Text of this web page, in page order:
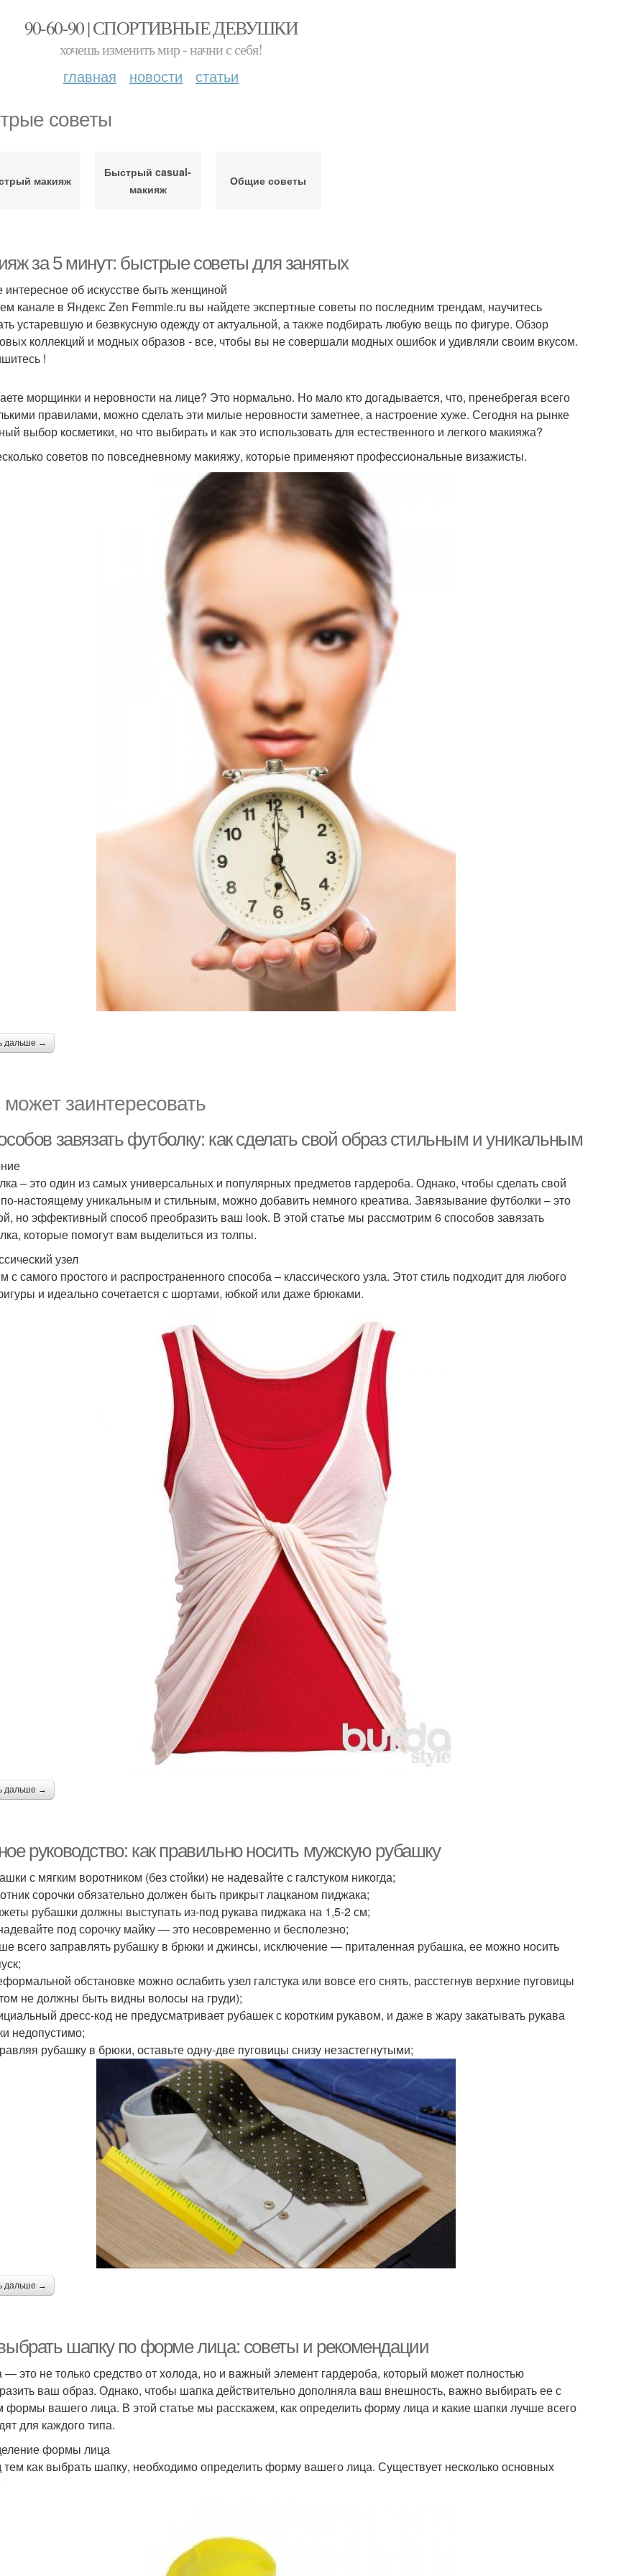
90-60-90 | СПОРТИВНЫЕ ДЕВУШКИ
хочешь изменить мир - начни с себя!
главная новости статьи
советы
макияж
Быстрый casual-
макияж
Общие советы
за 5 минут: быстрые советы для занятых
об искусстве быть женщиной
канале в Яндекс Zen Femmie.ru вы найдете экспертные советы по последним трендам, научитесь
устаревшую и безвкусную одежду от актуальной, а также подбирать любую вещь по фигуре. Обзор
коллекций и модных образов - все, чтобы вы не совершали модных ошибок и удивляли своим вкусом.
!
морщинки и неровности на лице? Это нормально. Но мало кто догадывается, что, пренебрегая всего
правилами, можно сделать эти милые неровности заметнее, а настроение хуже. Сегодня на рынке
выбор косметики, но что выбирать и как это использовать для естественного и легкого макияжа?
советов по повседневному макияжу, которые применяют профессиональные визажисты.
дальше →
заинтересовать
завязать футболку: как сделать свой образ стильным и уникальным
– это один из самых универсальных и популярных предметов гардероба. Однако, чтобы сделать свой
настоящему уникальным и стильным, можно добавить немного креатива. Завязывание футболки – это
но эффективный способ преобразить ваш look. В этой статье мы рассмотрим 6 способов завязать
которые помогут вам выделиться из толпы.
узел
с самого простого и распространенного способа – классического узла. Этот стиль подходит для любого
и идеально сочетается с шортами, юбкой или даже брюками.
дальше →
руководство: как правильно носить мужскую рубашку
с мягким воротником (без стойки) не надевайте с галстуком никогда;
сорочки обязательно должен быть прикрыт лацканом пиджака;
рубашки должны выступать из-под рукава пиджака на 1,5-2 см;
под сорочку майку — это несовременно и бесполезно;
всего заправлять рубашку в брюки и джинсы, исключение — приталенная рубашка, ее можно носить
обстановке можно ослабить узел галстука или вовсе его снять, расстегнув верхние пуговицы
не должны быть видны волосы на груди);
дресс-код не предусматривает рубашек с коротким рукавом, и даже в жару закатывать рукава
недопустимо;
рубашку в брюки, оставьте одну-две пуговицы снизу незастегнутыми;
дальше →
шапку по форме лица: советы и рекомендации
это не только средство от холода, но и важный элемент гардероба, который может полностью
ваш образ. Однако, чтобы шапка действительно дополняла ваш внешность, важно выбирать ее с
формы вашего лица. В этой статье мы расскажем, как определить форму лица и какие шапки лучше всего
для каждого типа.
формы лица
как выбрать шапку, необходимо определить форму вашего лица. Существует несколько основных